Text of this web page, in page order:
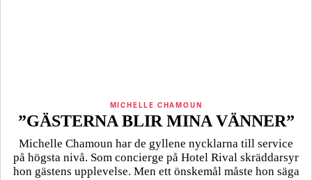
MICHELLE CHAMOUN
”GÄSTERNA BLIR MINA VÄNNER”
Michelle Chamoun har de gyllene nycklarna till service
på högsta nivå. Som concierge på Hotel Rival skräddarsyr
hon gästens upp­levelse. Men ett önskemål måste hon säga